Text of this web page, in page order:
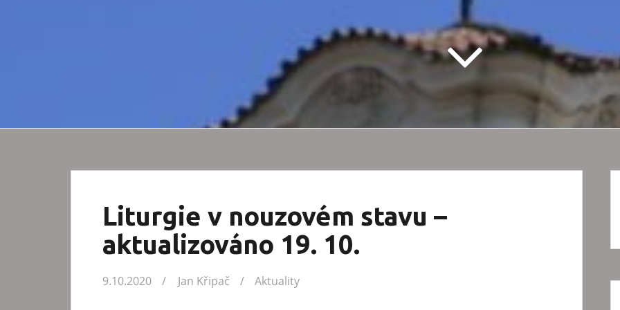
Liturgie v nouzovém stavu –
aktualizováno 19. 10.
9.10.2020 Jan Křipač Aktuality